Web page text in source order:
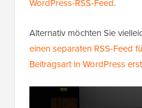
Weitere Details zu beiden
benutzerdefinierter
WordPress-RSS-Feed .
Alternativ möchten Sie
einen separaten RSS-Feed